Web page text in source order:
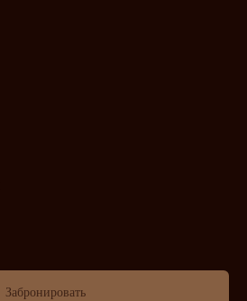
Забронировать